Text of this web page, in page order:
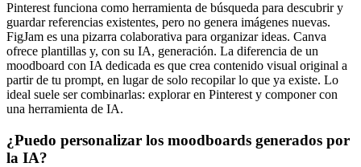
Pinterest funciona como herramienta de búsqueda para descubrir y
guardar referencias existentes, pero no genera imágenes nuevas.
FigJam es una pizarra colaborativa para organizar ideas. Canva
ofrece plantillas y, con su IA, generación. La diferencia de un
moodboard con IA dedicada es que crea contenido visual original a
partir de tu prompt, en lugar de solo recopilar lo que ya existe. Lo
ideal suele ser combinarlas: explorar en Pinterest y componer con
una herramienta de IA.
¿Puedo personalizar los moodboards generados por
la IA?